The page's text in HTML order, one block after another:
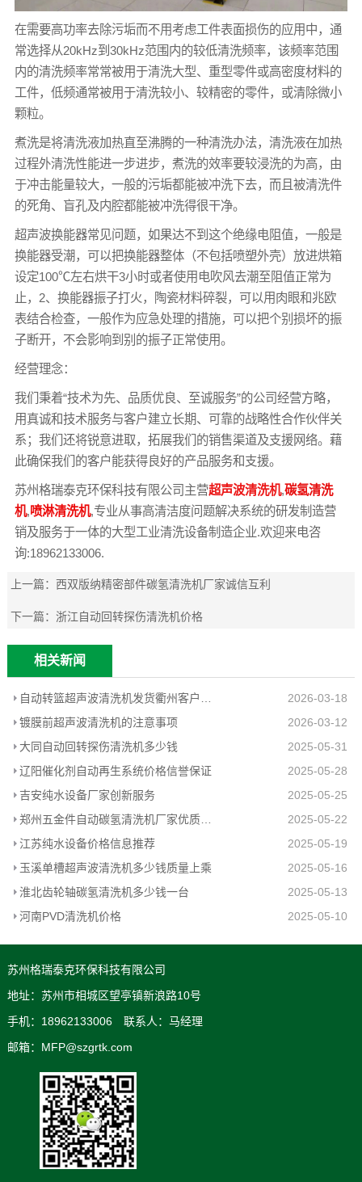
在需要高功率去除污垢而不用考虑工件表面损伤的应用中，通
常选择从20kHz到30kHz范围内的较低清洗频率，该频率范围
内的清洗频率常常被用于清洗大型、重型零件或高密度材料的
工件，低频通常被用于清洗较小、较精密的零件，或清除微小
颗粒。
煮洗是将清洗液加热直至沸腾的一种清洗办法，清洗液在加热
过程外清洗性能进一步进步，煮洗的效率要较浸洗的为高，由
于冲击能量较大，一般的污垢都能被冲洗下去，而且被清洗件
的死角、盲孔及内腔都能被冲洗得很干净。
超声波换能器常见问题，如果达不到这个绝缘电阻值，一般是
换能器受潮，可以把换能器整体（不包括喷塑外壳）放进烘箱
设定100℃左右烘干3小时或者使用电吹风去潮至阻值正常为
止，2、换能器振子打火，陶瓷材料碎裂，可以用肉眼和兆欧
表结合检查，一般作为应急处理的措施，可以把个别损坏的振
子断开，不会影响到别的振子正常使用。
经营理念：
我们秉着“技术为先、品质优良、至诚服务”的公司经营方略，
用真诚和技术服务与客户建立长期、可靠的战略性合作伙伴关
系；我们还将锐意进取，拓展我们的销售渠道及支援网络。藉
此确保我们的客户能获得良好的产品服务和支援。
苏州格瑞泰克环保科技有限公司主营超声波清洗机,碳氢清洗
机,喷淋清洗机,专业从事高清洁度问题解决系统的研发制造营
销及服务于一体的大型工业清洗设备制造企业.欢迎来电咨
询:18962133006.
上一篇：西双版纳精密部件碳氢清洗机厂家诚信互利
下一篇： 浙江自动回转探伤清洗机价格
相关新闻
自动转篮超声波清洗机发货衢州客户工厂
2026-03-18
镀膜前超声波清洗机的注意事项
2026-03-12
大同自动回转探伤清洗机多少钱
2025-05-31
辽阳催化剂自动再生系统价格信誉保证
2025-05-28
吉安纯水设备厂家创新服务
2025-05-25
郑州五金件自动碳氢清洗机厂家优质推荐
2025-05-22
江苏纯水设备价格信息推荐
2025-05-19
玉溪单槽超声波清洗机多少钱质量上乘
2025-05-16
淮北齿轮轴碳氢清洗机多少钱一台
2025-05-13
河南PVD清洗机价格
2025-05-10
苏州格瑞泰克环保科技有限公司
地址：苏州市相城区望亭镇新浪路10号
手机：18962133006 联系人：马经理
邮箱：MFP@szgrtk.com